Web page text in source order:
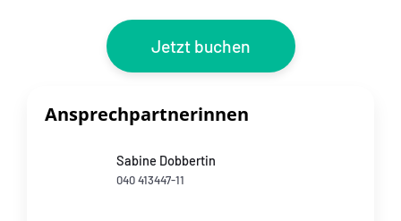
Jetzt buchen
Ansprechpartnerinnen
Sabine Dobbertin
040 413447-11